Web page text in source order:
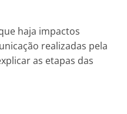
haja impactos
realizadas pela
as etapas das